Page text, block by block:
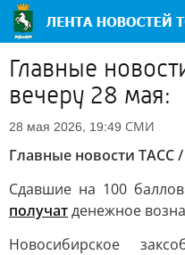
Главные
вечеру 28 мая:
28 мая 2026, 19:49 СМИ
Главные новости ТАСС
Сдавшие на 100
получатденежное
Новосибирское